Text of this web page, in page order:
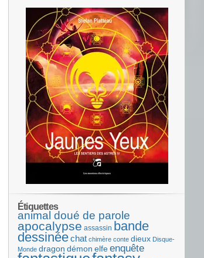
Étiquettes
animal doué de parole
apocalypse assassin bande
dessinéechat chimère conte dieux Disque-
Monde dragon démon elfeenquête